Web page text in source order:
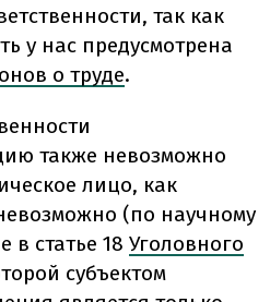
так как
у нас предусмотрена
о труде.
также невозможно
лицо, как
(по научному
в статье 18 Уголовного
субъектом